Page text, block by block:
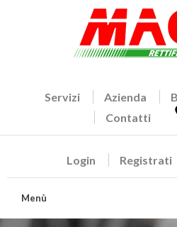
Servizi Azienda
Contatti
Login Registrati
Menù